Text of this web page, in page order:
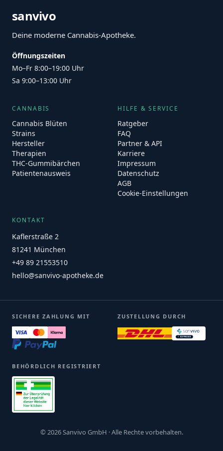
sanvivo
Deine moderne Cannabis-Apotheke.
Öffnungszeiten
Mo–Fr 8:00–19:00 Uhr
Sa 9:00–13:00 Uhr
CANNABIS
Cannabis Blüten
Strains
Hersteller
Therapien
THC-Gummibärchen
Patientenausweis
HILFE & SERVICE
Ratgeber
FAQ
Partner & API
Karriere
Impressum
Datenschutz
AGB
Cookie-Einstellungen
KONTAKT
Kaflerstraße 2
81241 München
+49 89 21553510
hello@sanvivo-apotheke.de
SICHERE ZAHLUNG MIT ZUSTELLUNG DURCH
BEHÖRDLICH REGISTRIERT
© 2026 Sanvivo GmbH · Alle Rechte vorbehalten.